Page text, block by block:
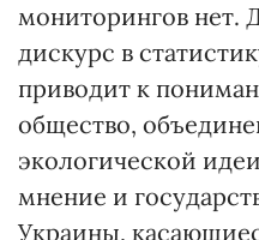
мониторингов нет.
дискурс в
приводит к
общество,
экологической
мнение и
Украины,